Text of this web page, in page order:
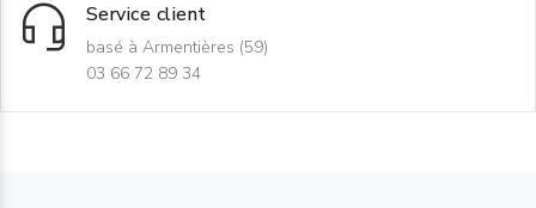
Service client
basé à Armentières (59)
03 66 72 89 34